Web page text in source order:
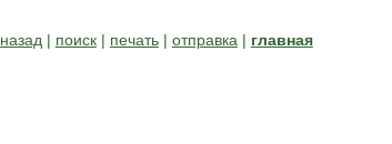
назад | поиск| печать| отправка | главная